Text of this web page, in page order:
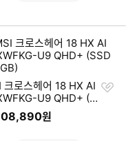
크로스헤어 18 HX AI
U9 QHD+ (S
원
찜